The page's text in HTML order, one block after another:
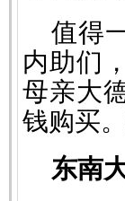
值得
内助们
母亲大
钱购买
东南